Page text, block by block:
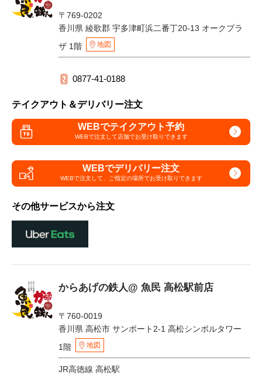
〒769-0202
香川県 綾歌郡 宇多津町浜二番丁20-13 オークプラ
ザ 1階
地図
0877-41-0188
テイクアウト＆デリバリー注文
WEBでテイクアウト予約
WEBで注文して店舗でお受け取りできます
WEBでデリバリー注文
WEBで注文して、 ご指定の場所でお受け取りできます
その他サービスから注文
からあげの鉄人@ 魚民 高松駅前店
〒760-0019
香川県 高松市 サンポート2-1 高松シンボルタワー
1階
地図
JR高徳線 高松駅